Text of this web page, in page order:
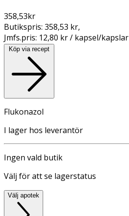
358,53kr
Butikspris: 358,53 kr,
Jmfs.pris: 12,80 kr / kapsel/kapslar
Köp via recept
Flukonazol
I lager hos leverantör
Ingen vald butik
Välj för att se lagerstatus
Välj apotek